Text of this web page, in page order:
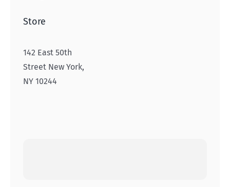
Store
142 East 50th
Street New York,
NY 10244